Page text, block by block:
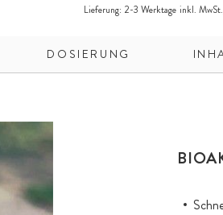
Lieferung: 2-3 Werktage inkl.
DOSIERUNG